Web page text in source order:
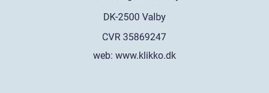
web: www.klikko.dk